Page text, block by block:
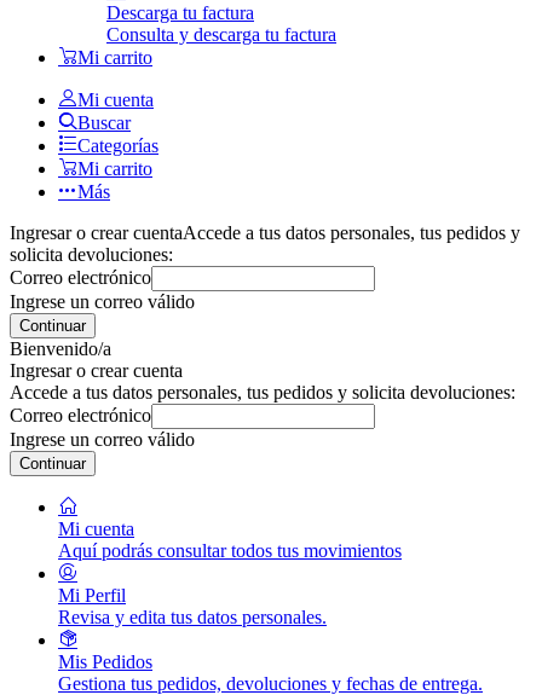
Descarga tu factura
Consulta y descarga tu factura
Mi carrito
Mi cuenta
Buscar
Categorías
Mi carrito
Más
Ingresar o crear cuentaAccede a tus datos personales, tus pedidos y
solicita devoluciones:
Correo electrónico
Ingrese un correo válido
Continuar
Bienvenido/a
Ingresar o crear cuenta
Accede a tus datos personales, tus pedidos y solicita devoluciones:
Correo electrónico
Ingrese un correo válido
Continuar
Mi cuenta
Aquí podrás consultar todos tus movimientos
Mi Perfil
Revisa y edita tus datos personales.
Mis Pedidos
Gestiona tus pedidos, devoluciones y fechas de entrega.